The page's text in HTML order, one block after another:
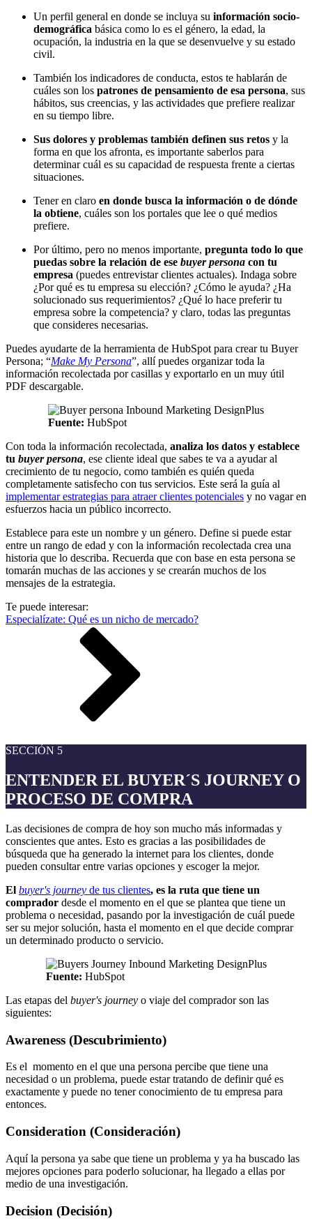
Un perfil general en donde se incluya su información socio-
demográfica básica como lo es el género, la edad, la
ocupación, la industria en la que se desenvuelve y su estado
civil.
También los indicadores de conducta, estos te hablarán de
cuáles son los patrones de pensamiento de esa persona, sus
hábitos, sus creencias, y las actividades que prefiere realizar
en su tiempo libre.
Sus dolores y problemas también definen sus retos y la
forma en que los afronta, es importante saberlos para
determinar cuál es su capacidad de respuesta frente a ciertas
situaciones.
Tener en claro en donde busca la información o de dónde
la obtiene, cuáles son los portales que lee o qué medios
prefiere.
Por último, pero no menos importante, pregunta todo lo que
puedas sobre la relación de ese buyer persona con tu
empresa (puedes entrevistar clientes actuales). Indaga sobre
¿Por qué es tu empresa su elección? ¿Cómo le ayuda? ¿Ha
solucionado sus requerimientos? ¿Qué lo hace preferir tu
empresa sobre la competencia? y claro, todas las preguntas
que consideres necesarias.
Puedes ayudarte de la herramienta de HubSpot para crear tu Buyer
Persona; “Make My Persona”, allí puedes organizar toda la
información recolectada por casillas y exportarlo en un muy útil
PDF descargable.
Fuente: HubSpot
Con toda la información recolectada, analiza los datos y establece
tu buyer persona, ese cliente ideal que sabes te va a ayudar al
crecimiento de tu negocio, como también es quién queda
completamente satisfecho con tus servicios. Este será la guía al
implementar estrategias para atraer clientes potenciales y no vagar en
esfuerzos hacia un público incorrecto.
Establece para este un nombre y un género. Define si puede estar
entre un rango de edad y con la información recolectada crea una
historia que lo describa. Recuerda que con base en esta persona se
tomarán muchas de las acciones y se crearán muchos de los
mensajes de la estrategia.
Te puede interesar:
Especialízate: Qué es un nicho de mercado?
SECCIÓN 5
ENTENDER EL BUYER´S JOURNEY O
PROCESO DE COMPRA
Las decisiones de compra de hoy son mucho más informadas y
conscientes que antes. Esto es gracias a las posibilidades de
búsqueda que ha generado la internet para los clientes, donde
pueden consultar entre varias opciones y escoger la mejor.
El buyer's journey de tus clientes, es la ruta que tiene un
comprador desde el momento en el que se plantea que tiene un
problema o necesidad, pasando por la investigación de cuál puede
ser su mejor solución, hasta el momento en el que decide comprar
un determinado producto o servicio.
Fuente: HubSpot
Las etapas del buyer's journey o viaje del comprador son las
siguientes:
Awareness (Descubrimiento)
Es el momento en el que una persona percibe que tiene una
necesidad o un problema, puede estar tratando de definir qué es
exactamente y puede no tener conocimiento de tu empresa para
entonces.
Consideration (Consideración)
Aquí la persona ya sabe que tiene un problema y ya ha buscado las
mejores opciones para poderlo solucionar, ha llegado a ellas por
medio de una investigación.
Decision (Decisión)